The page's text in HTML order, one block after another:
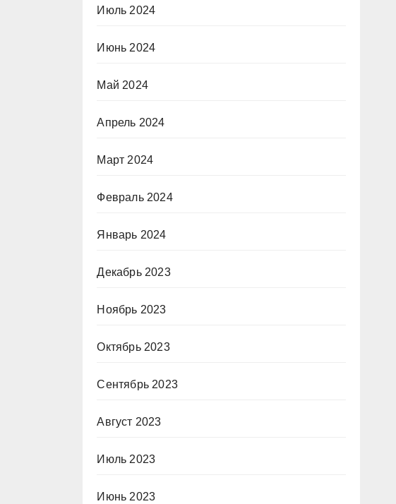
Июль 2024
Июнь 2024
Май 2024
Апрель 2024
Март 2024
Февраль 2024
Январь 2024
Декабрь 2023
Ноябрь 2023
Октябрь 2023
Сентябрь 2023
Август 2023
Июль 2023
Июнь 2023